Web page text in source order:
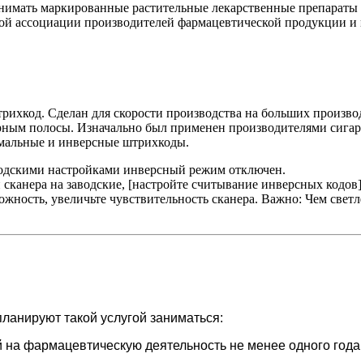
маркированные растительные лекарственные
ассоциации производителей фармацевтической
Сделан для скорости производства на больших
полосы. Изначально был применен производителями
и инверсные штрихкоды.
настройками инверсный режим отключен.
сканера на заводские, [настройте считывание инверсных
увеличьте чувствительность сканера. Важно: Чем
такой услугой заниматься:
фармацевтическую деятельность не менее одного года